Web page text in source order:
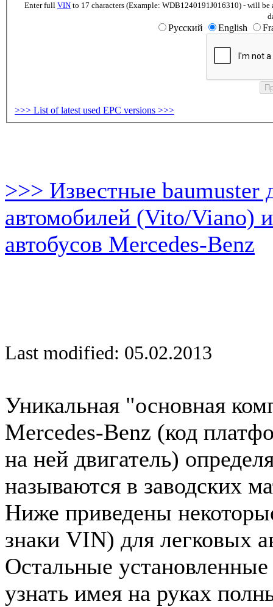
Enter full VIN to 17 characters (Example: WDB1240191J016310) - will
Русский English
>>> List of latest used EPC versions >>>
>>> Известные baumuster
автомобилей (Vito/Viano)
автобусов Mercedes-Benz
Last modified: 05.02.2013
Уникальная "основная
Mercedes-Benz (код
на ней двигатель)
называются в заводских
Ниже приведены
знаки VIN) для легковых
Остальные
узнать имея на руках